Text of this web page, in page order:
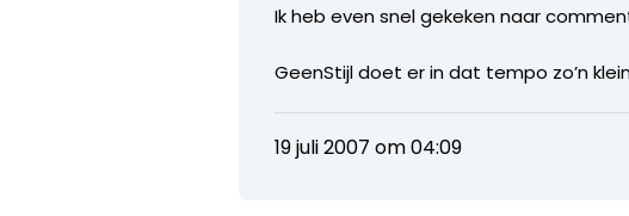
Ik heb even snel gekeken naar
GeenStijl doet er in dat tempo zo’n
19 juli 2007 om 04:09